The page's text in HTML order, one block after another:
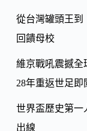
從台灣罐頭王
回饋母校
維京戰吼震撼
28年重返世足即
世界盃歷史第
出線